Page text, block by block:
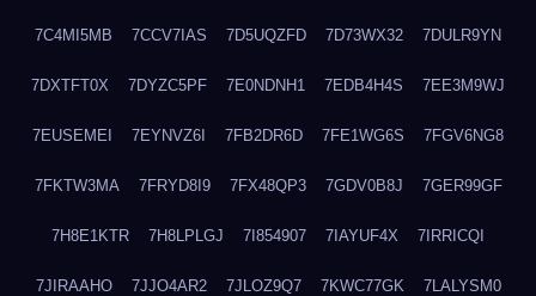
7C4MI5MB 7CCV7IAS 7D5UQZFD 7D73WX32 7DULR9YN
7DXTFT0X 7DYZC5PF 7E0NDNH1 7EDB4H4S 7EE3M9WJ
7EUSEMEI 7EYNVZ6I 7FB2DR6D 7FE1WG6S 7FGV6NG8
7FKTW3MA 7FRYD8I9 7FX48QP3 7GDV0B8J 7GER99GF
7H8E1KTR 7H8LPLGJ 7I854907 7IAYUF4X 7IRRICQI
7JIRAAHO 7JJO4AR2 7JLOZ9Q7 7KWC77GK 7LALYSM0